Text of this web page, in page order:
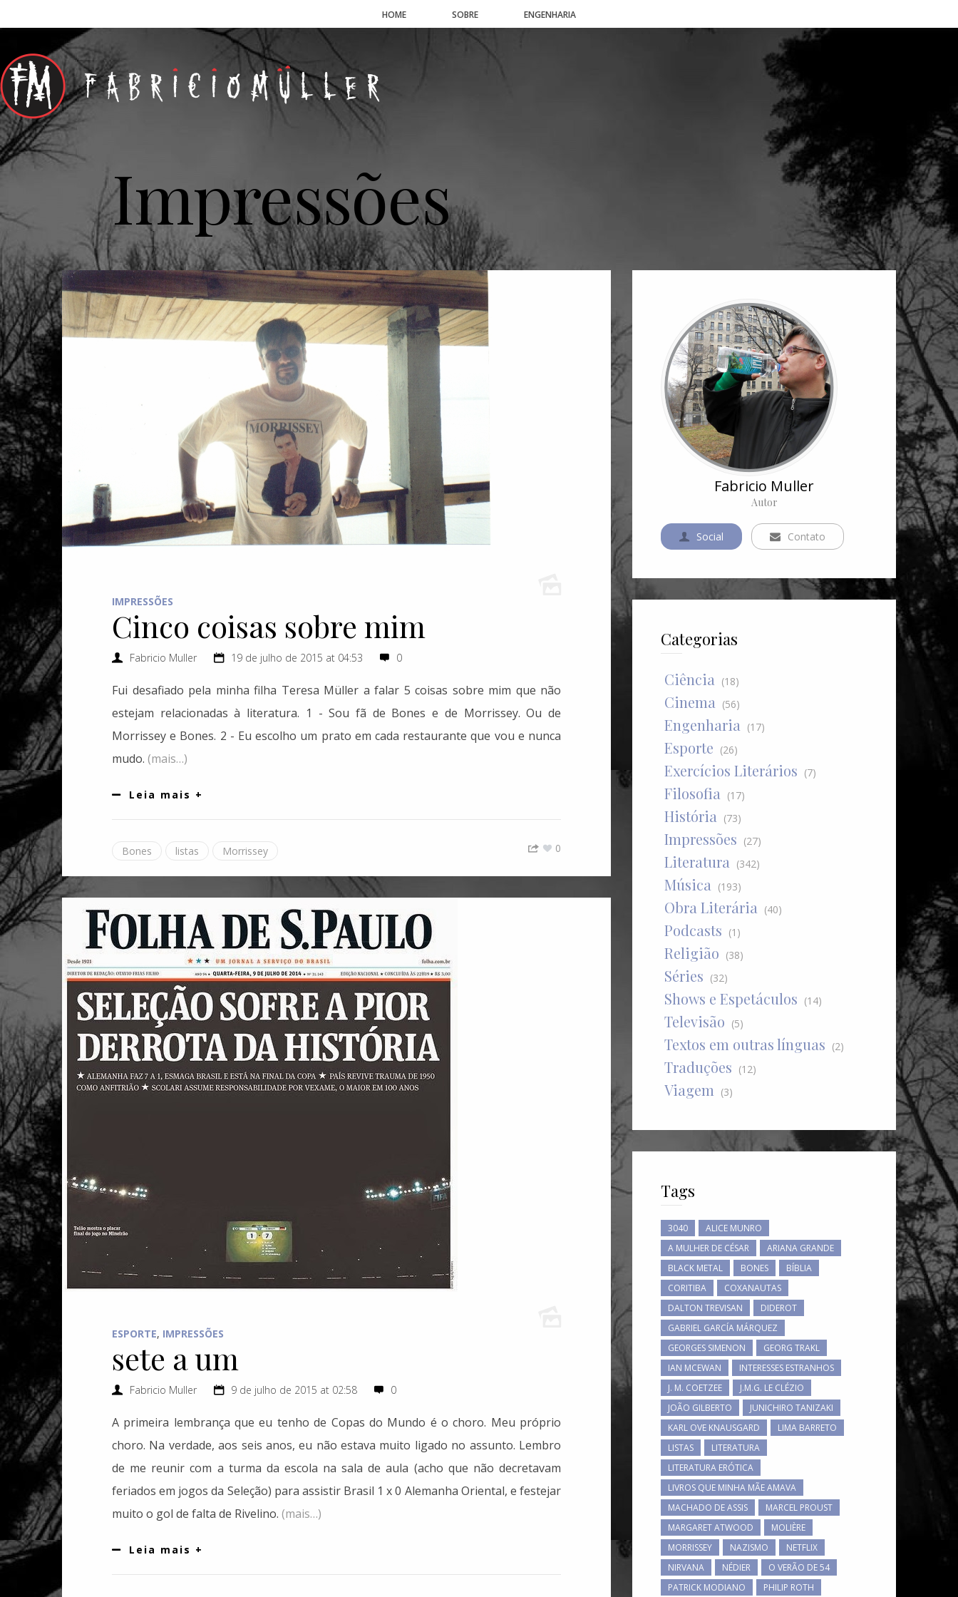
HOME SOBRE ENGENHARIA
Impressões
IMPRESSÕES
Cinco coisas sobre mim
Fabricio Muller 19 de julho de 2015 at 04:53 0
Fui desafiado pela minha filha Teresa Müller a falar 5 coisas sobre mim que não
estejam relacionadas à literatura. 1 - Sou fã de Bones e de Morrissey. Ou de
Morrissey e Bones. 2 - Eu escolho um prato em cada restaurante que vou e nunca
mudo. (mais…)
Leia mais +
Bones listas Morrissey 0
ESPORTE, IMPRESSÕES
sete a um
Fabricio Muller 9 de julho de 2015 at 02:58 0
A primeira lembrança que eu tenho de Copas do Mundo é o choro. Meu próprio
choro. Na verdade, aos seis anos, eu não estava muito ligado no assunto. Lembro
de me reunir com a turma da escola na sala de aula (acho que não decretavam
feriados em jogos da Seleção) para assistir Brasil 1 x 0 Alemanha Oriental, e festejar
muito o gol de falta de Rivelino. (mais…)
Leia mais +
Fabricio Muller
Autor
Social Contato
Categorias
Ciência (18)
Cinema (56)
Engenharia (17)
Esporte (26)
Exercícios Literários (7)
Filosofia (17)
História (73)
Impressões (27)
Literatura (342)
Música (193)
Obra Literária (40)
Podcasts (1)
Religião (38)
Séries (32)
Shows e Espetáculos (14)
Televisão (5)
Textos em outras línguas (2)
Traduções (12)
Viagem (3)
Tags
3040
ALICE MUNRO
A MULHER DE CÉSAR
ARIANA GRANDE
BLACK METAL
BONES
BÍBLIA
CORITIBA
COXANAUTAS
DALTON TREVISAN
DIDEROT
GABRIEL GARCÍA MÁRQUEZ
GEORGES SIMENON
GEORG TRAKL
IAN MCEWAN
INTERESSES ESTRANHOS
J. M. COETZEE
J.M.G. LE CLÉZIO
JOÃO GILBERTO
JUNICHIRO TANIZAKI
KARL OVE KNAUSGARD
LIMA BARRETO
LISTAS
LITERATURA
LITERATURA ERÓTICA
LIVROS QUE MINHA MÃE AMAVA
MACHADO DE ASSIS
MARCEL PROUST
MARGARET ATWOOD
MOLIÈRE
MORRISSEY
NAZISMO
NETFLIX
NIRVANA
NÉDIER
O VERÃO DE 54
PATRICK MODIANO
PHILIP ROTH